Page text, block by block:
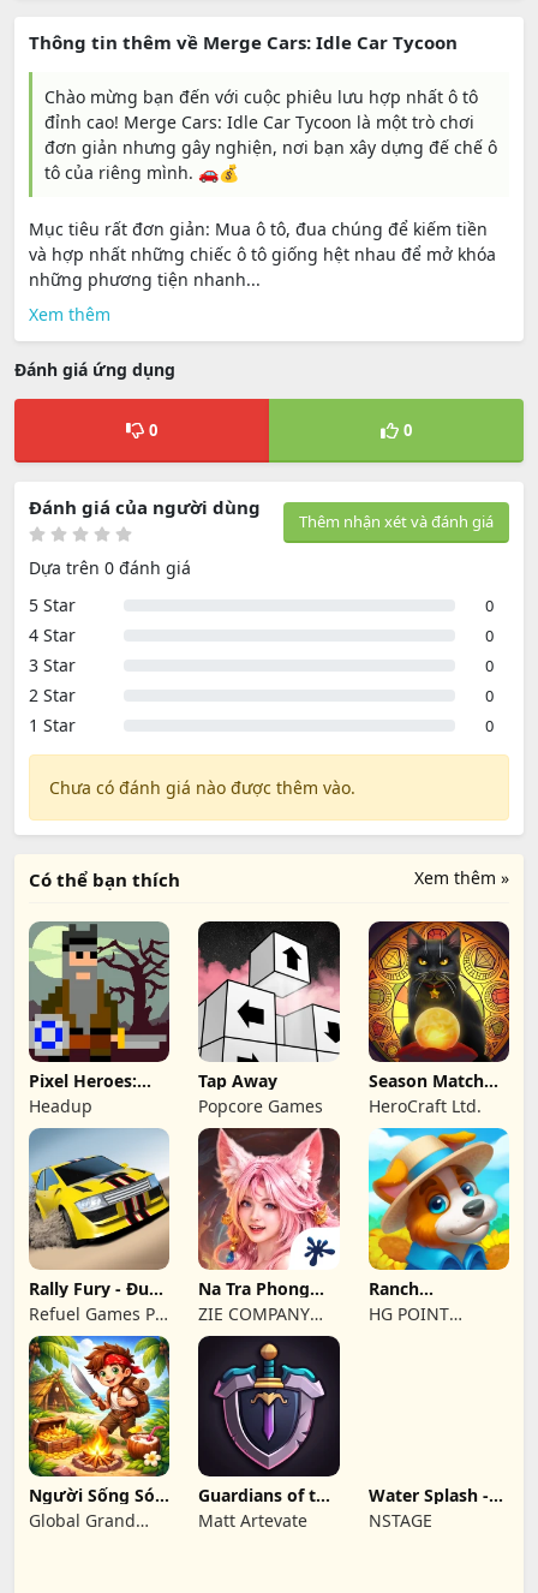
Thông tin thêm về Merge Cars: Idle Car Tycoon
Chào mừng bạn đến với cuộc phiêu lưu hợp nhất ô tô
đỉnh cao! Merge Cars: Idle Car Tycoon là một trò chơi
đơn giản nhưng gây nghiện, nơi bạn xây dựng đế chế ô
tô của riêng mình. 🚗💰
Mục tiêu rất đơn giản: Mua ô tô, đua chúng để kiếm tiền
và hợp nhất những chiếc ô tô giống hệt nhau để mở khóa
những phương tiện nhanh...
Xem thêm
Đánh giá ứng dụng
0 0
Thêm nhận xét và đánh giá
Đánh giá của người dùng
Dựa trên 0 đánh giá
5 Star
0
4 Star 0
3 Star 0
2 Star 0
1 Star 0
Chưa có đánh giá nào được thêm vào.
Xem thêm »
Có thể bạn thích
Pixel Heroes:
Byte & Magic
Headup
Tap Away
Popcore Games
Season Match－
Magic Jewel
Story
HeroCraft Ltd.
Rally Fury - Đua
xe cực chất
Refuel Games Pty
Ltd
Na Tra Phong
Thần Ký
ZIE COMPANY
LIMITED
Ranch
Adventures:
Amazing Matc
HG POINT
Người Sống Sót:
Đảo Sinh Tồn
Global Grand
Guardians of the
Kingdom TD
Matt Artevate
Water Splash -
Cool Match 3
NSTAGE